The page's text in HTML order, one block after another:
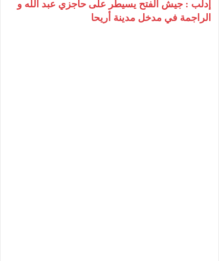
إدلب : جيش الفتح يسيطر على حاجزي عبد الله و
الراجمة في مدخل مدينة أريحا